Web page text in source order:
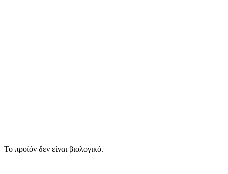
Το προϊόν δεν είναι βιολογικό.